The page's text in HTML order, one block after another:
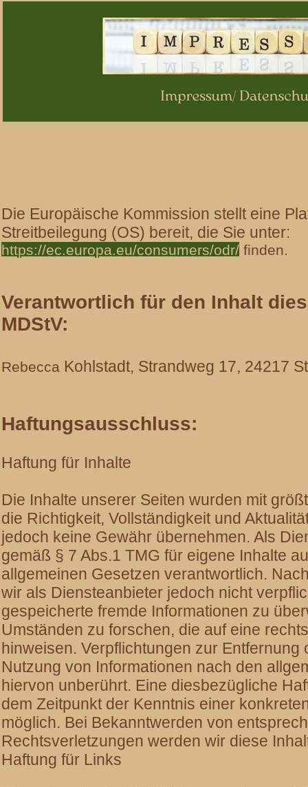
Die Europäische Kommission stellt eine
Streitbeilegung (OS) bereit, die Sie unter:
https://ec.europa.eu/consumers/odr/ finden.
Verantwortlich für den Inhalt
MDStV:
Rebecca Kohlstadt, Strandweg 17, 24217
Haftungsausschluss:
Haftung für Inhalte
Die Inhalte unserer Seiten wurden mit
die Richtigkeit, Vollständigkeit und
jedoch keine Gewähr übernehmen. Als
gemäß § 7 Abs.1 TMG für eigene Inhalte
allgemeinen Gesetzen verantwortlich.
wir als Diensteanbieter jedoch nicht
gespeicherte fremde Informationen zu
Umständen zu forschen, die auf eine
hinweisen. Verpflichtungen zur Entfernung
Nutzung von Informationen nach den
hiervon unberührt. Eine diesbezügliche
dem Zeitpunkt der Kenntnis einer
möglich. Bei Bekanntwerden von
Rechtsverletzungen werden wir diese
Haftung für Links